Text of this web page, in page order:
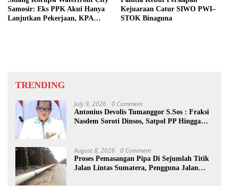
Samosir: Eks PPK Akui Hanya
Lanjutkan Pekerjaan, KPA
Kejuaraan Catur SIWO PWI–
STOK Binaguna
TRENDING
July 9, 2026 0 Comment
Antonius Devolis Tumanggor S.Sos : Fraksi
Nasdem Soroti Dinsos, Satpol PP Hingga
August 8, 2026 0 Comment
Proses Pemasangan Pipa Di Sejumlah Titik
Jalan Lintas Sumatera, Pengguna Jalan